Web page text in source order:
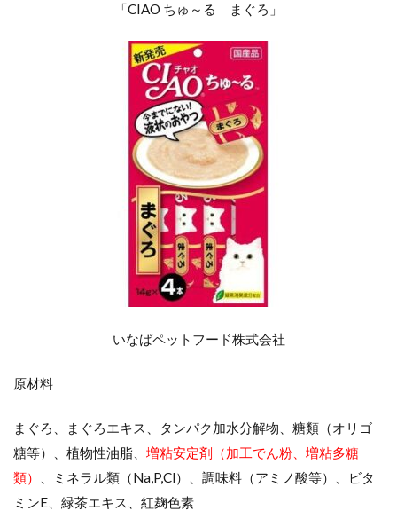
「CIAO ちゅ～る まぐろ」
いなばペットフード株式会社
原材料
まぐろ、まぐろエキス、タンパク加水分解物、糖類（オリゴ
糖等）、植物性油脂、 増粘安定剤（加工でん粉、増粘多糖
類）
、ミネラル類（Na,P,Cl）、調味料（アミノ酸等）、ビタ
ミンE、緑茶エキス、紅麹色素